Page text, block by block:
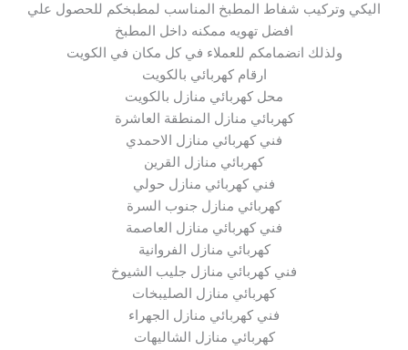
اليكي وتركيب شفاط المطبخ المناسب لمطبخكم للحصول علي
افضل تهويه ممكنه داخل المطبخ
ولذلك انضمامكم للعملاء في كل مكان في الكويت
ارقام كهربائي بالكويت
محل كهربائي منازل بالكويت
كهربائي منازل المنطقة العاشرة
فني كهربائي منازل الاحمدي
كهربائي منازل القرين
فني كهربائي منازل حولي
كهربائي منازل جنوب السرة
فني كهربائي منازل العاصمة
كهربائي منازل الفروانية
فني كهربائي منازل جليب الشيوخ
كهربائي منازل الصليبخات
فني كهربائي منازل الجهراء
كهربائي منازل الشاليهات